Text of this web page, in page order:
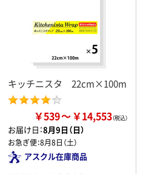
キッチニスタ 22cm×100m
￥539 ￥14,553
お届け日：8月9日（日）
お急ぎ便：8月8日（土）
アスクル在庫商品